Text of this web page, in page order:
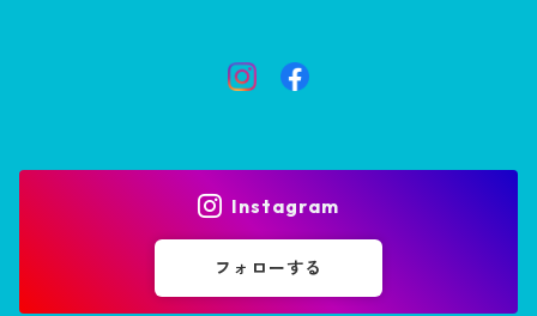
Instagram
フォローする